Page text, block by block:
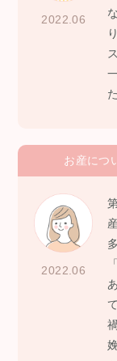
2022.06
お産につ
2022.06